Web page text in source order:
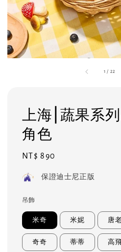
1 / 22
上海⎮蔬果系
角色
Regular
NT$ 890
保證迪士尼正版
吊飾
米奇 米妮 唐
奇奇 蒂蒂 高